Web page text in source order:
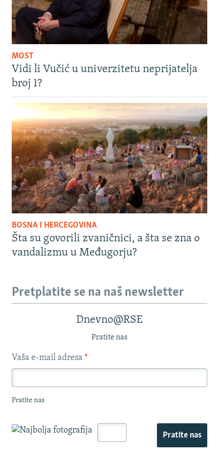
MOST
Vidi li Vučić u univerzitetu neprijatelja
broj 1?
BOSNA I HERCEGOVINA
Šta su govorili zvaničnici, a šta se zna o
vandalizmu u Međugorju?
Pretplatite se na naš newsletter
Dnevno@RSE
Pratite nas
Vaša e-mail adresa *
Pratite nas
Pratite nas